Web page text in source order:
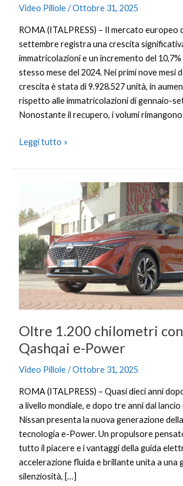
Video Pillole/Ottobre 31, 2025
ROMA (ITALPRESS) – Il mercato europeo
settembre registra una crescita
immatricolazioni e un incremento del
stesso mese del 2024. Nei primi nove mesi
crescita è stata di 9.928.527 unità, in
rispetto alle immatricolazioni di gennaio-
Nonostante il recupero, i volumi rimangono
Leggi tutto »
Oltre 1.200 chilometri
Qashqai e-Power
Video Pillole/Ottobre 31, 2025
ROMA (ITALPRESS) – Quasi dieci anni
a livello mondiale, e dopo tre anni dal lancio
Nissan presenta la nuova generazione
tecnologia e-Power. Un propulsore
tutto il piacere e i vantaggi della guida
accelerazione fluida e brillante unita a una
silenziosità, […]
chilometri
con
il
nuovo
Qashqai
e-
Power